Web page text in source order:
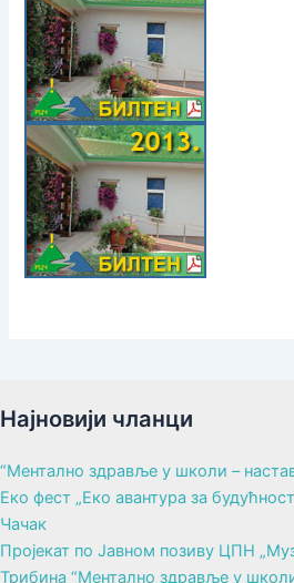
Најновији чланци
“Ментално здравље у школи –
Еко фест „Еко авантура за
Чачак
Пројекат по Јавном позиву ЦПН
Трибина “Ментално здравље у